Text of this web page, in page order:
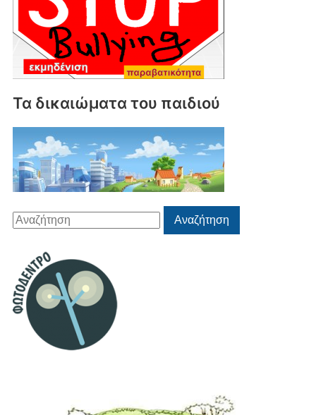
Τα δικαιώματα του παιδιού
Αναζήτηση
για:
Αναζήτηση